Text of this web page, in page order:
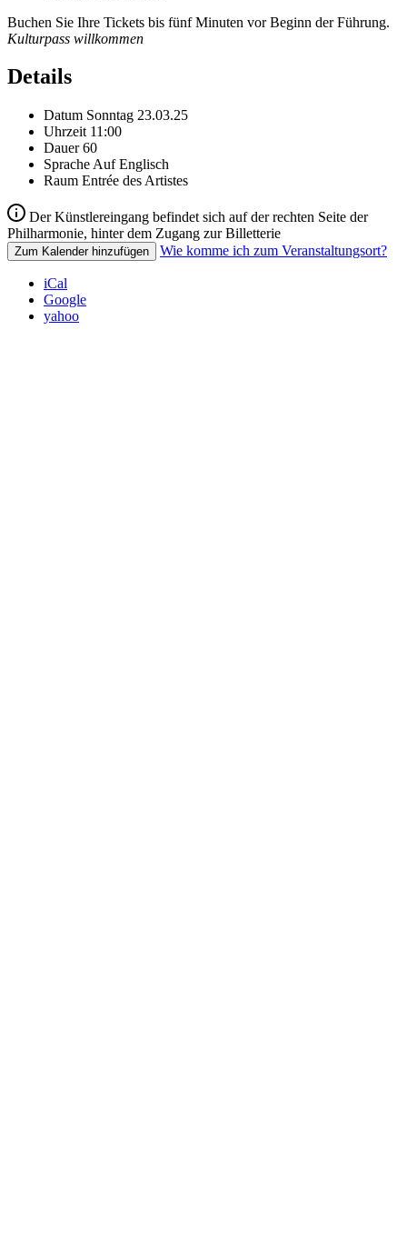
Buchen Sie Ihre Tickets bis fünf Minuten vor Beginn der Führung.
Kulturpass willkommen
Details
Datum Sonntag 23.03.25
Uhrzeit 11:00
Dauer 60
Sprache Auf Englisch
Raum Entrée des Artistes
Der Künstlereingang befindet sich auf der rechten Seite der
Philharmonie, hinter dem Zugang zur Billetterie
Zum Kalender hinzufügen Wie komme ich zum Veranstaltungsort?
iCal
Google
yahoo